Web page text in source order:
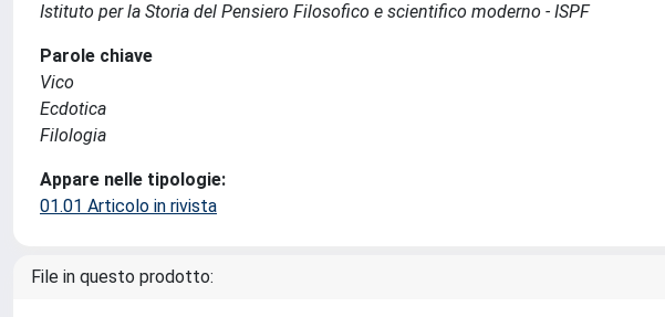
Istituto per la Storia del Pensiero Filosofico e scientifico moderno - ISPF
Parole chiave
Vico
Ecdotica
Filologia
Appare nelle tipologie:
01.01 Articolo in rivista
File in questo prodotto: